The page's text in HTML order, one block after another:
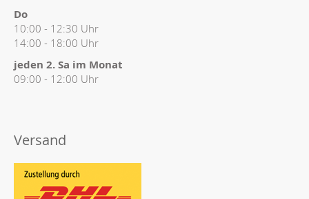
Do
10:00 - 12:30 Uhr
14:00 - 18:00 Uhr
jeden 2. Sa im Monat
09:00 - 12:00 Uhr
Versand